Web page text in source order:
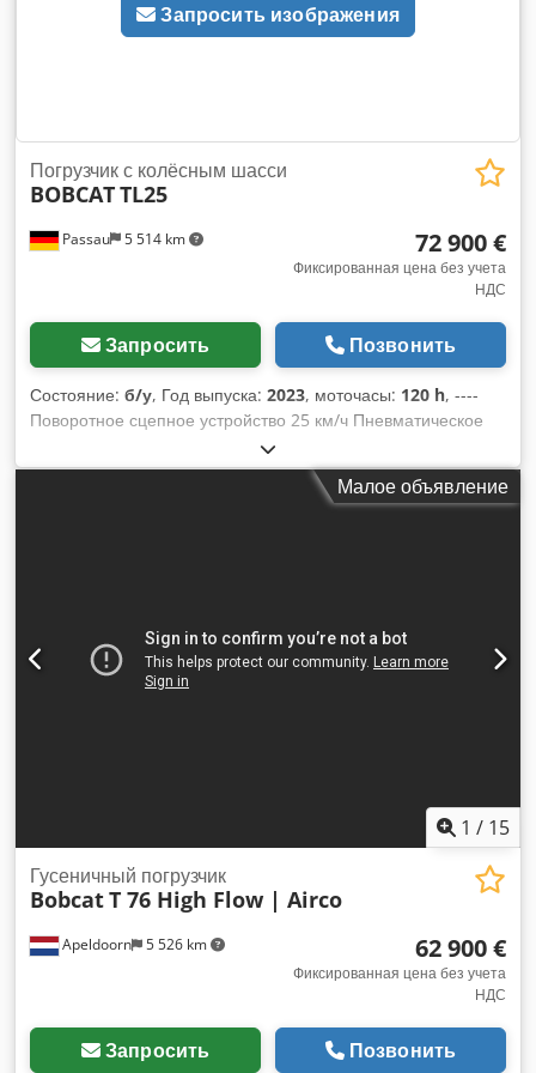
Запросить изображения
Passau 5 514 km
Погрузчик с колёсным шасси
BOBCATTL25
72 900 €
Фиксированная цена без учета
НДС
Запросить Позвонить
Состояние: б/у, Год выпуска: 2023, моточасы: 120 h, ----
Поворотное сцепное устройство 25 км/ч Пневматическое
сиденье с тканевой обивкой Гидравлическая блокировка
Система кондиционирования Дополнительная
гидравлическая система Реверсивный вентилятор Задняя
Малое объявление
1 / 15
Apeldoorn 5 526 km
Гусеничный погрузчик
BobcatT 76 High Flow | Airco
62 900 €
Фиксированная цена без учета
НДС
Запросить Позвонить